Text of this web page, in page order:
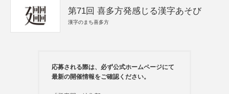
第71回 喜多方発感じる漢字あそび
漢字のまち喜多方
応募される際は、必ず公式ホームページにて
最新の開催情報をご確認ください。